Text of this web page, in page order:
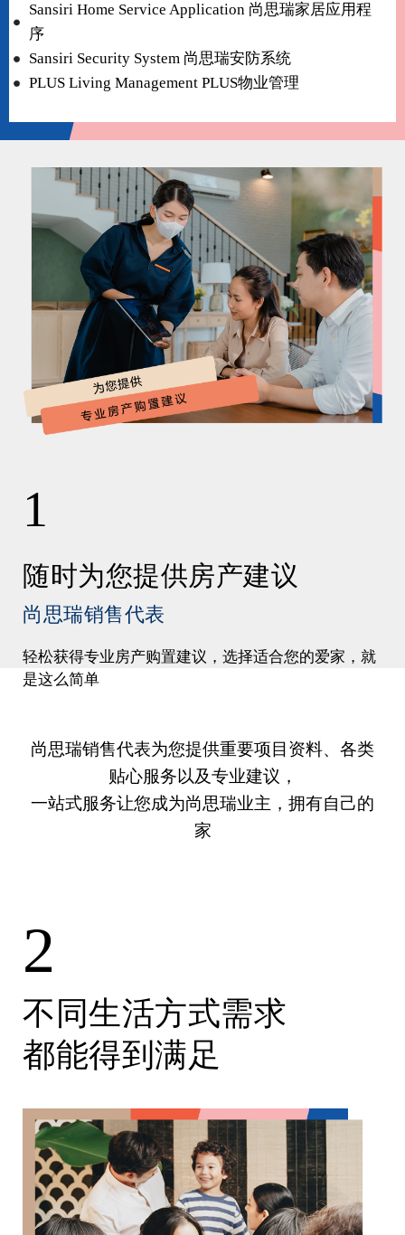
Sansiri Home Service Application 尚思瑞家居应用程
序
Sansiri Security System 尚思瑞安防系统
PLUS Living Management PLUS物业管理
1
随时为您提供房产建议
尚思瑞销售代表
轻松获得专业房产购置建议，选择适合您的爱家，就
是这么简单
尚思瑞销售代表为您提供重要项目资料、各类
贴心服务以及专业建议，
一站式服务让您成为尚思瑞业主，拥有自己的
家
2
不同生活方式需求
都能得到满足